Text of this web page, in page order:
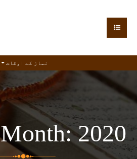
نماز کے اوقات
Month:2020 جنوری